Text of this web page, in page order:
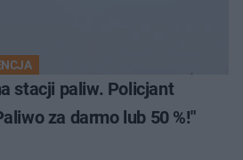
stacji paliw. Policjant
za darmo lub 50 %!"